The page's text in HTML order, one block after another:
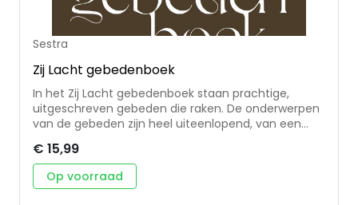
Sestra
Zij Lacht gebedenboek
In het Zij Lacht gebedenboek staan prachtige,
uitgeschreven gebeden die raken. De onderwerpen
van de gebeden zijn heel uiteenlopend, van een
specifieke thema’s als onrust, overgave, verdriet,
perfectionisme en het leven van alledag. Het
gebedenboek is 12 x 15 cm, waardoor het ook
€ 15,99
Op voorraad